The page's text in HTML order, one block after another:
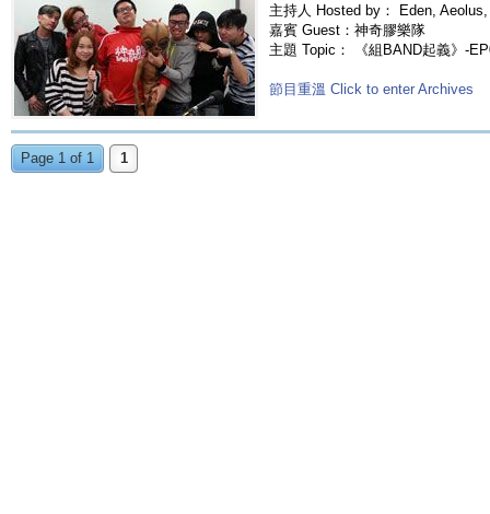
主持人 Hosted by： Eden,
嘉賓 Guest：神奇膠樂隊
主題 Topic： 《組BAND起義》-
節目重溫 Click to enter Archives
Page 1 of 1 1